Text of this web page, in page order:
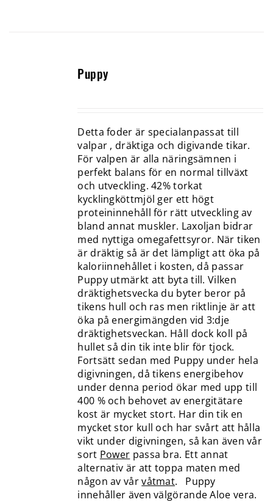
Puppy
Detta foder är specialanpassat till
valpar , dräktiga och digivande tikar.
För valpen är alla näringsämnen i
perfekt balans för en normal tillväxt
och utveckling. 42% torkat
kycklingköttmjöl ger ett högt
proteininnehåll för rätt utveckling av
bland annat muskler. Laxoljan bidrar
med nyttiga omegafettsyror. När tiken
är dräktig så är det lämpligt att öka på
kaloriinnehållet i kosten, då passar
Puppy utmärkt att byta till. Vilken
dräktighetsvecka du byter beror på
tikens hull och ras men riktlinje är att
öka på energimängden vid 3:dje
dräktighetsveckan. Håll dock koll på
hullet så din tik inte blir för tjock.
Fortsätt sedan med Puppy under hela
digivningen, då tikens energibehov
under denna period ökar med upp till
400 % och behovet av energitätare
kost är mycket stort. Har din tik en
mycket stor kull och har svårt att hålla
vikt under digivningen, så kan även vår
sort Power passa bra. Ett annat
alternativ är att toppa maten med
någon av vårvåtmat. Puppy
innehåller även välgörande Aloe vera.